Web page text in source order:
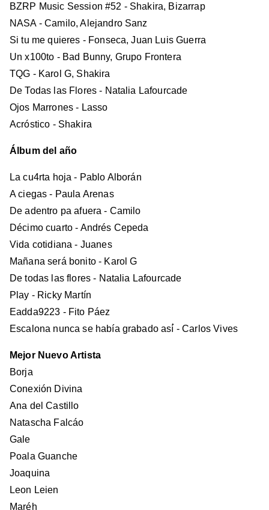
BZRP Music Session #52 - Shakira, Bizarrap
NASA - Camilo, Alejandro Sanz
Si tu me quieres - Fonseca, Juan Luis Guerra
Un x100to - Bad Bunny, Grupo Frontera
TQG - Karol G, Shakira
De Todas las Flores - Natalia Lafourcade
Ojos Marrones - Lasso
Acróstico - Shakira
Álbum del año
La cu4rta hoja - Pablo Alborán
A ciegas - Paula Arenas
De adentro pa afuera - Camilo
Décimo cuarto - Andrés Cepeda
Vida cotidiana - Juanes
Mañana será bonito - Karol G
De todas las flores - Natalia Lafourcade
Play - Ricky Martín
Eadda9223 - Fito Páez
Escalona nunca se había grabado así́ - Carlos Vives
Mejor Nuevo Artista
Borja
Conexión Divina
Ana del Castillo
Natascha Falcáo
Gale
Poala Guanche
Joaquina
Leon Leien
Maréh